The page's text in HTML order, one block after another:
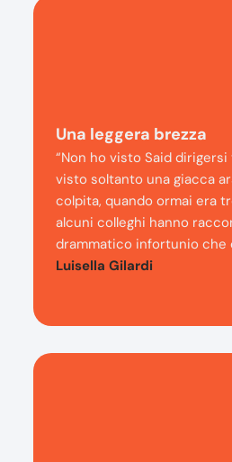
Una leggera brezza
“Non ho visto Said dirigersi
visto soltanto una giacca
colpita, quando ormai era
alcuni colleghi hanno
drammatico infortunio che
Luisella Gilardi